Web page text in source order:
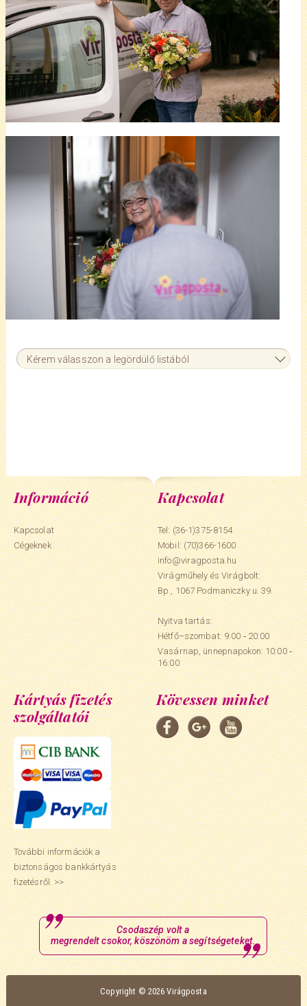
Kérem válasszon a legördülő listából
Információ
Kapcsolat
Cégeknek
Kapcsolat
Tel: (36-1)375-8154
Mobil:(70)366-1600
info@viragposta.hu
Virágműhely és Virágbolt:
Bp., 1067 Podmaniczky u. 39.
Nyitva tartás:
Hétfő–szombat: 9:00 ‑ 20:00
Vasárnap, ünnepnapokon: 10:00 ‑
16:00
Kártyás fizetés
szolgáltatói
További információk a
biztonságos bankkártyás
fizetésről. >>
Kövessen minket
Csodaszép volt a
megrendelt csokor, köszönöm a segítségeteket.
Copyright © 2026 Virágposta